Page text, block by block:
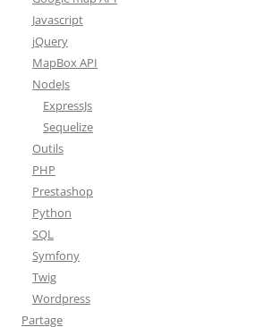
Javascript
jQuery
MapBox API
NodeJs
ExpressJs
Sequelize
Outils
PHP
Prestashop
Python
SQL
Symfony
Twig
Wordpress
Partage